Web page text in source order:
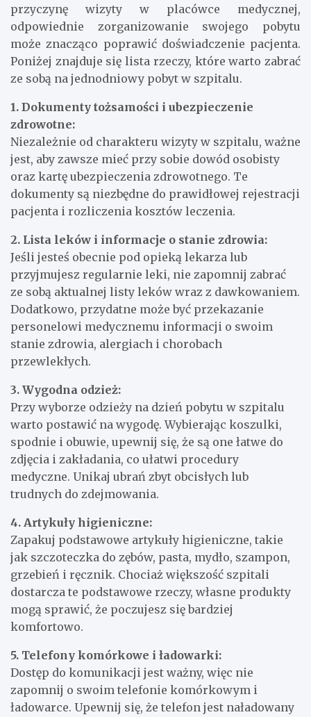
przyczynę wizyty w placówce medycznej,
odpowiednie zorganizowanie swojego pobytu
może znacząco poprawić doświadczenie pacjenta.
Poniżej znajduje się lista rzeczy, które warto zabrać
ze sobą na jednodniowy pobyt w szpitalu.
1. Dokumenty tożsamości i ubezpieczenie
zdrowotne:
Niezależnie od charakteru wizyty w szpitalu, ważne
jest, aby zawsze mieć przy sobie dowód osobisty
oraz kartę ubezpieczenia zdrowotnego. Te
dokumenty są niezbędne do prawidłowej rejestracji
pacjenta i rozliczenia kosztów leczenia.
2. Lista leków i informacje o stanie zdrowia:
Jeśli jesteś obecnie pod opieką lekarza lub
przyjmujesz regularnie leki, nie zapomnij zabrać
ze sobą aktualnej listy leków wraz z dawkowaniem.
Dodatkowo, przydatne może być przekazanie
personelowi medycznemu informacji o swoim
stanie zdrowia, alergiach i chorobach
przewlekłych.
3. Wygodna odzież:
Przy wyborze odzieży na dzień pobytu w szpitalu
warto postawić na wygodę. Wybierając koszulki,
spodnie i obuwie, upewnij się, że są one łatwe do
zdjęcia i zakładania, co ułatwi procedury
medyczne. Unikaj ubrań zbyt obcisłych lub
trudnych do zdejmowania.
4. Artykuły higieniczne:
Zapakuj podstawowe artykuły higieniczne, takie
jak szczoteczka do zębów, pasta, mydło, szampon,
grzebień i ręcznik. Chociaż większość szpitali
dostarcza te podstawowe rzeczy, własne produkty
mogą sprawić, że poczujesz się bardziej
komfortowo.
5. Telefony komórkowe i ładowarki:
Dostęp do komunikacji jest ważny, więc nie
zapomnij o swoim telefonie komórkowym i
ładowarce. Upewnij się, że telefon jest naładowany